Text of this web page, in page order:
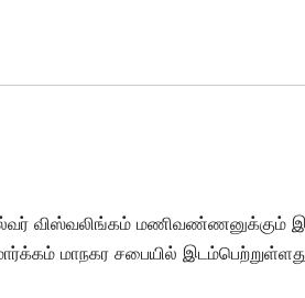
விஸ்வலிங்கம் மணிவண்ணனுக்கும்
மாநகர சபையில்